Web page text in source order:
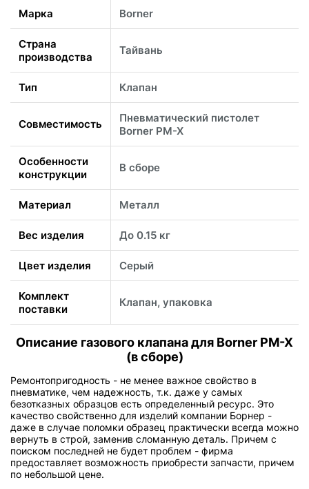
Марка Borner
Страна
производства
Тайвань
Тип Клапан
Совместимость
Пневматический пистолет
Borner PM-X
Особенности
конструкции
В сборе
Материал Металл
Вес изделия До 0.15 кг
Цвет изделия Серый
Комплект
поставки
Клапан, упаковка
Описание газового клапана для Borner PM-X
(в сборе)
Ремонтопригодность - не менее важное свойство в
пневматике, чем надежность, т.к. даже у самых
безотказных образцов есть определенный ресурс. Это
качество свойственно для изделий компании Борнер -
даже в случае поломки образец практически всегда можно
вернуть в строй, заменив сломанную деталь. Причем с
поиском последней не будет проблем - фирма
предоставляет возможность приобрести запчасти, причем
по небольшой цене.